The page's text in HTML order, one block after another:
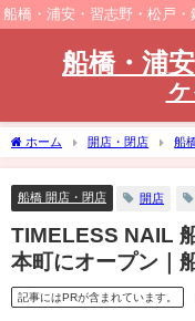
船橋・浦安・習志野・松戸
船橋・浦
ホーム 開店・閉店 船
スネイル）が本町にオープン｜
船橋 開店・閉店 開店
TIMELESS NAIL
本町にオープン｜
記事にはPRが含まれています。